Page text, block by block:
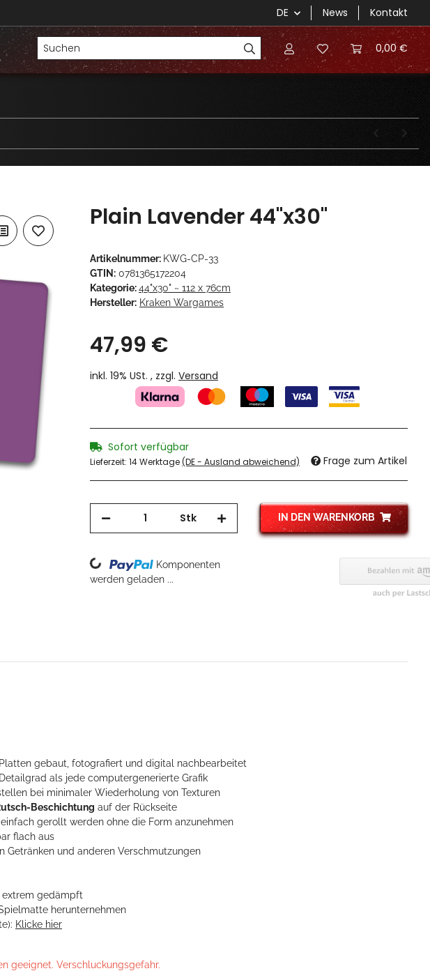
DE News Kontakt
0,00 €
Plain Lavender 44"x30"
Artikelnummer: KWG-CP-33
GTIN: 0781365172204
Kategorie:44"x30" ~ 112 x 76cm
Hersteller: Kraken Wargames
47,99 €
inkl. 19% USt. , zzgl. Versand
Sofort verfügbar
Lieferzeit: 14 Werktage(DE - Ausland abweichend) Frage zum Artikel
Stk IN DEN WARENKORB
Loading...
Komponenten
werden geladen ...
gebaut, fotografiert und digital nachbearbeitet
als jede computergenerierte Grafik
bei minimaler Wiederholung von Texturen
Beschichtung auf der Rückseite
gerollt werden ohne die Form anzunehmen
flach aus
Getränken und anderen Verschmutzungen
extrem gedämpft
herunternehmen
Klicke hier
geeignet. Verschluckungsgefahr.